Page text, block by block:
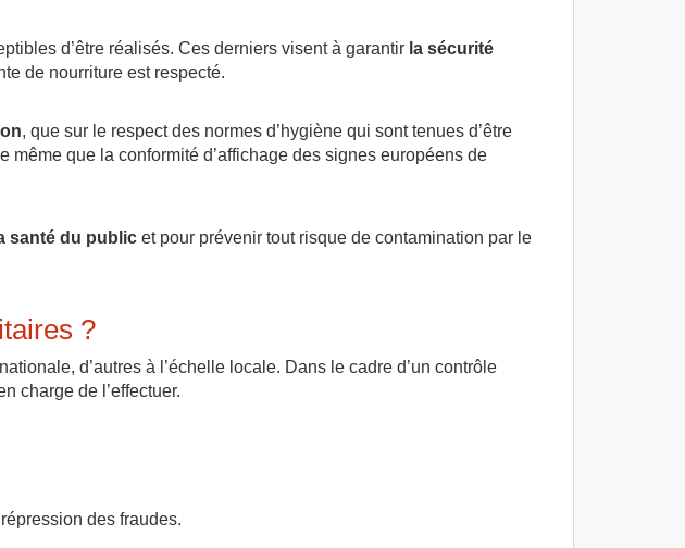
d’être réalisés. Ces derniers visent à garantir la sécurité
de nourriture est respecté.
, que sur le respect des normes d’hygiène qui sont tenues d’être
que la conformité d’affichage des signes européens de
santé du public et pour prévenir tout risque de contamination par le
?
d’autres à l’échelle locale. Dans le cadre d’un contrôle
charge de l’effectuer.
des fraudes.